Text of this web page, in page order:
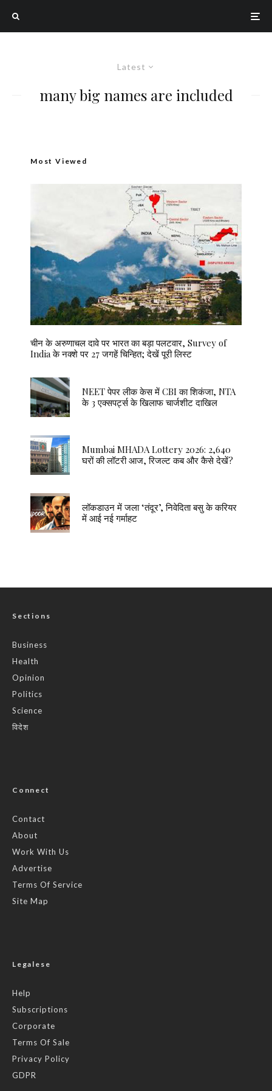
Latest
many big names are included
Most Viewed
चीन के अरुणाचल दावे पर भारत का बड़ा पलटवार, Survey of
India के नक्शे पर 27 जगहें चिन्हित; देखें पूरी लिस्ट
NEET पेपर लीक केस में CBI का शिकंजा, NTA
के 3 एक्सपर्ट्स के खिलाफ चार्जशीट दाखिल
Mumbai MHADA Lottery 2026: 2,640
घरों की लॉटरी आज, रिजल्ट कब और कैसे देखें?
लॉकडाउन में जला ‘तंदूर’, निवेदिता बसु के करियर
में आई नई गर्माहट
Sections
Business
Health
Opinion
Politics
Science
विदेश
Connect
Contact
About
Work With Us
Advertise
Terms Of Service
Site Map
Legalese
Help
Subscriptions
Corporate
Terms Of Sale
Privacy Policy
GDPR